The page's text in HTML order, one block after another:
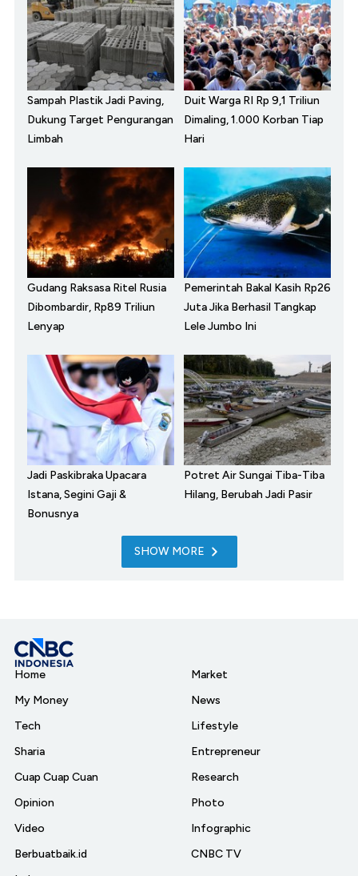
Sampah Plastik Jadi Paving,
Dukung Target Pengurangan
Limbah
Duit Warga RI Rp 9,1 Triliun
Dimaling, 1.000 Korban Tiap
Hari
Gudang Raksasa Ritel Rusia
Dibombardir, Rp89 Triliun
Lenyap
Pemerintah Bakal Kasih Rp26
Juta Jika Berhasil Tangkap
Lele Jumbo Ini
Jadi Paskibraka Upacara
Istana, Segini Gaji &
Bonusnya
Potret Air Sungai Tiba-Tiba
Hilang, Berubah Jadi Pasir
SHOW MORE
Home
My Money
Tech
Sharia
Cuap Cuap Cuan
Opinion
Video
Berbuatbaik.id
Market
News
Lifestyle
Entrepreneur
Research
Photo
Infographic
CNBC TV